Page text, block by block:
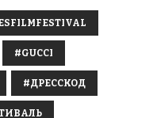
#GUCCI
#ДРЕССКОД